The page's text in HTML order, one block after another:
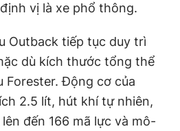
vị là xe phổ thông.
Outback tiếp tục duy trì
dù kích thước tổng thể
Forester. Động cơ của
2.5 lít, hút khí tự nhiên,
đến 166 mã lực và mô-